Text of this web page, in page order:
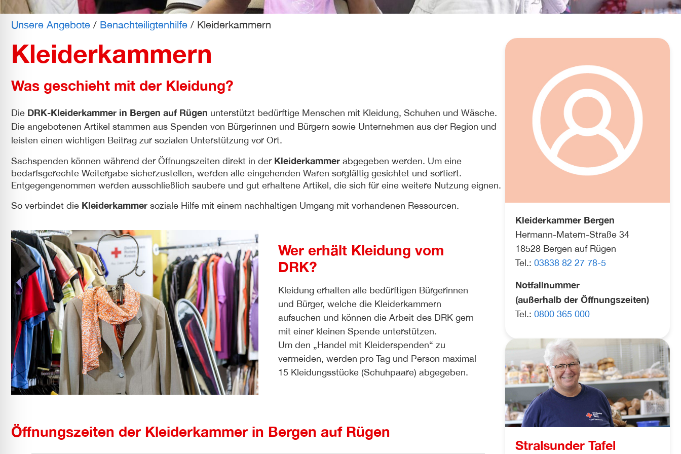
Unsere Angebote / Benachteiligtenhilfe / Kleiderkammern
Kleiderkammern
Was geschieht mit der Kleidung?
Die DRK-Kleiderkammer in Bergen auf Rügen unterstützt bedürftige Menschen mit Kleidung, Schuhen und Wäsche.
Die angebotenen Artikel stammen aus Spenden von Bürgerinnen und Bürgern sowie Unternehmen aus der Region und
leisten einen wichtigen Beitrag zur sozialen Unterstützung vor Ort.
Sachspenden können während der Öffnungszeiten direkt in der Kleiderkammer abgegeben werden. Um eine
bedarfsgerechte Weitergabe sicherzustellen, werden alle eingehenden Waren sorgfältig gesichtet und sortiert.
Entgegengenommen werden ausschließlich saubere und gut erhaltene Artikel, die sich für eine weitere Nutzung eignen.
So verbindet die Kleiderkammer soziale Hilfe mit einem nachhaltigen Umgang mit vorhandenen Ressourcen.
Wer erhält Kleidung vom
DRK?
Kleidung erhalten alle bedürftigen Bürgerinnen
und Bürger, welche die Kleiderkammern
aufsuchen und können die Arbeit des DRK gern
mit einer kleinen Spende unterstützen.
Um den „Handel mit Kleiderspenden“ zu
vermeiden, werden pro Tag und Person maximal
15 Kleidungsstücke (Schuhpaare) abgegeben.
Öffnungszeiten der Kleiderkammer in Bergen auf Rügen
Kleiderkammer Bergen
Hermann-Matern-Straße 34
18528 Bergen auf Rügen
Tel.: 03838 82 27 78-5
Notfallnummer
(außerhalb der Öffnungszeiten)
Tel.: 0800 365 000
Stralsunder Tafel
sicherer Modus